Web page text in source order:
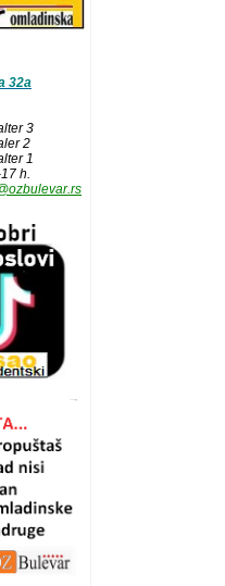
32a
3
2
1
h.